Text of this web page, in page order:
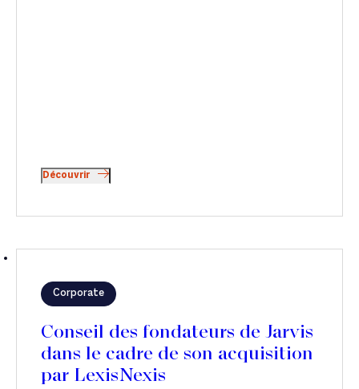
Découvrir
Corporate
Conseil des fondateurs de Jarvis
dans le cadre de son acquisition
par LexisNexis